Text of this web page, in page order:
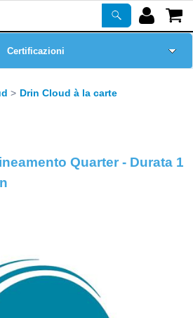
Prodotti
Certificazioni
Newsletter
Drin Cloud à la carte
Quarter - Durata 1